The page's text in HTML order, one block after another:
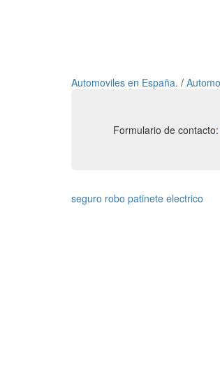
Automoviles en España. /
Formulario de contacto:
seguro robo patinete electrico